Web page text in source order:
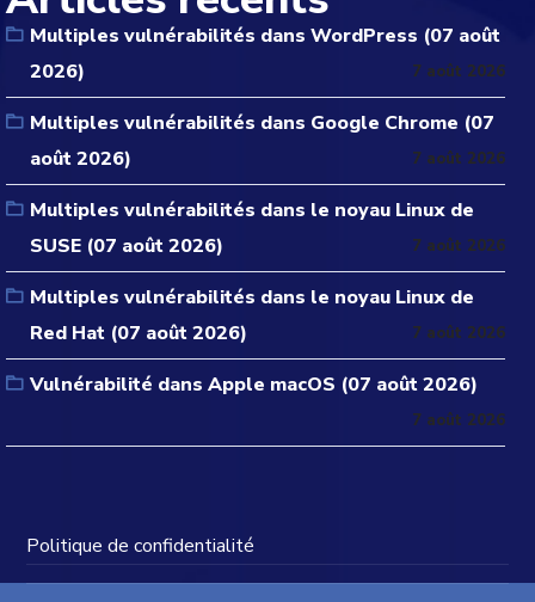
Multiples vulnérabilités dans WordPress (07 août
2026)
7 août 2026
Multiples vulnérabilités dans Google Chrome (07
août 2026)
7 août 2026
Multiples vulnérabilités dans le noyau Linux de
SUSE (07 août 2026)
7 août 2026
Multiples vulnérabilités dans le noyau Linux de
Red Hat (07 août 2026)
7 août 2026
Vulnérabilité dans Apple macOS (07 août 2026)
7 août 2026
Politique de confidentialité